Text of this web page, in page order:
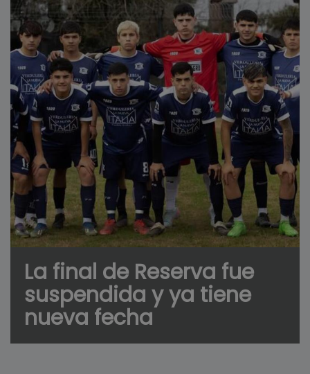
La final de Reserva fue
suspendida y ya tiene
nueva fecha